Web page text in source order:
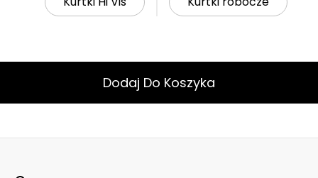
Dodaj Do Koszyka